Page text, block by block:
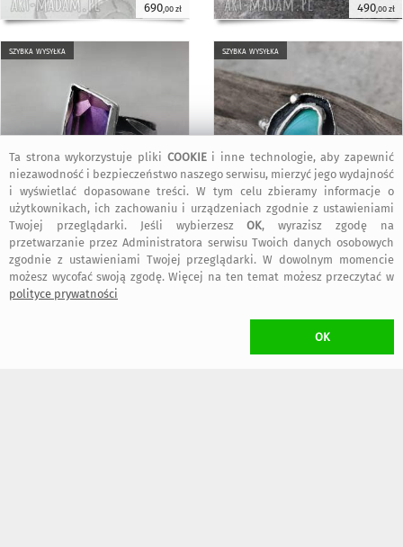
690,00 zł 490,00 zł
szybka wysyłka
1100
szybka wysyłka
620
KOSZT TRANSPORTU
•18,00 zł(Paczkomat inPost)
więcej niż jednegoprzedmiotu Projektanta
wyłącznie jeden koszt transportu
Ta strona wykorzystuje pliki COOKIEi inne technologie, aby zapewnić
niezawodność i bezpieczeństwo naszego serwisu, mierzyć jego wydajność
i wyświetlać dopasowane treści. W tym celu zbieramy informacje o
użytkownikach, ich zachowaniu i urządzeniach zgodnie z ustawieniami
Twojej przeglądarki. Jeśli wybierzeszOK, wyrazisz zgodę na
przetwarzanie przez Administratora serwisu Twoich danych osobowych
zgodnie z ustawieniami Twojej przeglądarki. W dowolnym momencie
możesz wycofać swoją zgodę. Więcej na ten temat możesz przeczytać w
polityce prywatności
OK